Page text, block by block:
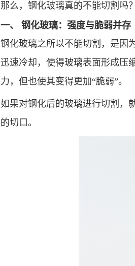
那么，钢化玻璃真的不能切割吗？
一、
钢化玻璃：强度与脆弱并存
钢化玻璃之所以不能切割，是因
迅速冷却，使得玻璃表面形成压
力，但也使其变得更加 “脆弱”。
如果对钢化后的玻璃进行切割，
的切口。